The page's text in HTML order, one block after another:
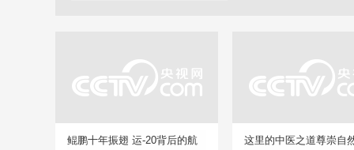
鲲鹏十年振翅 运-20背后的航
这里的中医之道尊崇自